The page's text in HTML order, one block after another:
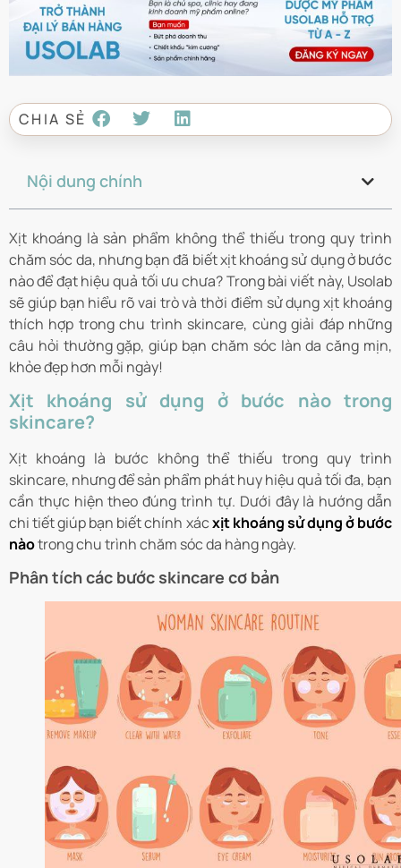
CHIA SẺ
Nội dung chính
Xịt khoáng là sản phẩm không thể thiếu trong quy trình
chăm sóc da, nhưng bạn đã biết xịt khoáng sử dụng ở bước
nào để đạt hiệu quả tối ưu chưa? Trong bài viết này, Usolab
sẽ giúp bạn hiểu rõ vai trò và thời điểm sử dụng xịt khoáng
thích hợp trong chu trình skincare, cùng giải đáp những
câu hỏi thường gặp, giúp bạn chăm sóc làn da căng mịn,
khỏe đẹp hơn mỗi ngày!
Xịt khoáng sử dụng ở bước nào trong
skincare?
Xịt khoáng là bước không thể thiếu trong quy trình
skincare, nhưng để sản phẩm phát huy hiệu quả tối đa, bạn
cần thực hiện theo đúng trình tự. Dưới đây là hướng dẫn
chi tiết giúp bạn biết chính xácxịt khoáng sử dụng ở bước
nàotrong chu trình chăm sóc da hàng ngày.
Phân tích các bước skincare cơ bản